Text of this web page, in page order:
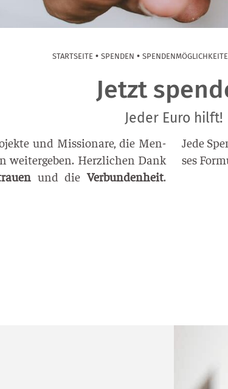
START­SEI­TE • SPEN­DEN •
Jetzt
Jeder Euro hilft!
und Mis­sio­na­re, die Men­
wei­ter­ge­ben. Herz­li­chen Dank
und dieVer­bun­den­heit.
Jede
ses